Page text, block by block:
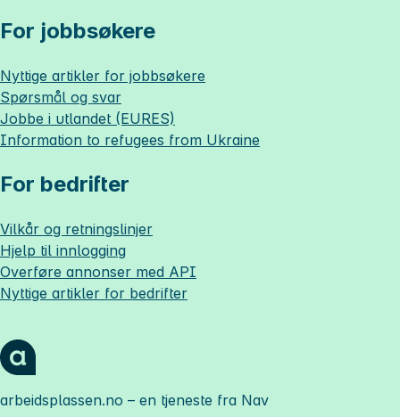
For jobbsøkere
Nyttige artikler for jobbsøkere
Spørsmål og svar
Jobbe i utlandet (EURES)
Information to refugees from Ukraine
For bedrifter
Vilkår og retningslinjer
Hjelp til innlogging
Overføre annonser med API
Nyttige artikler for bedrifter
arbeidsplassen.no – en tjeneste fra Nav